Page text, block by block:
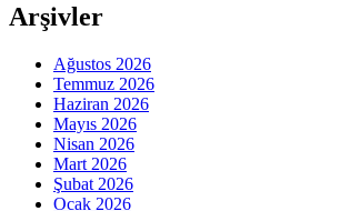
Arşivler
Ağustos 2026
Temmuz 2026
Haziran 2026
Mayıs 2026
Nisan 2026
Mart 2026
Şubat 2026
Ocak 2026